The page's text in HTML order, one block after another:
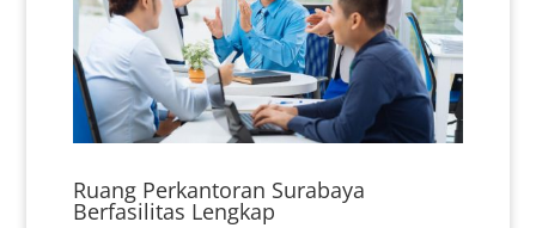
Ruang Perkantoran Surabaya
Berfasilitas Lengkap